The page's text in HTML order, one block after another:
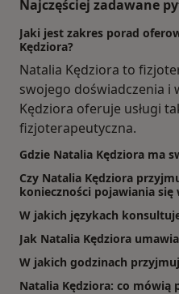
Najczęściej zadawane
Jaki jest zakres porad
Kędziora?
Natalia Kędziora to
swojego doświadczenia i
Kędziora oferuje usługi
fizjoterapeutyczna.
Gdzie Natalia Kędziora ma
Czy Natalia Kędziora
konieczności pojawiania się
W jakich językach
Jak Natalia Kędziora
W jakich godzinach
Natalia Kędziora: co mówią